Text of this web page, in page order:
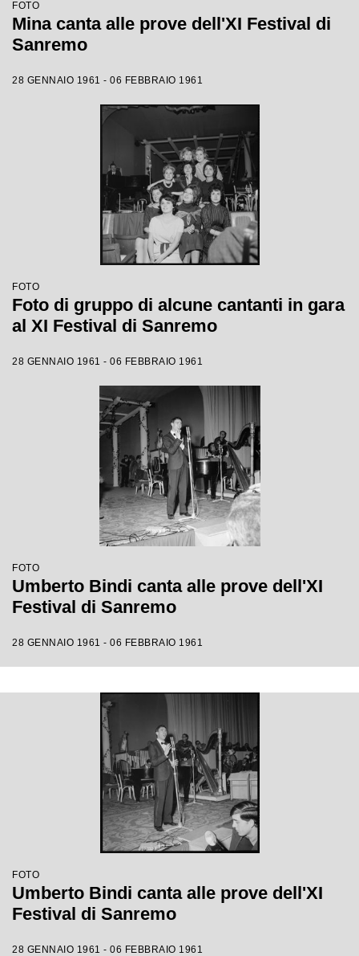
FOTO
Mina canta alle prove dell'XI Festival di
Sanremo
28 GENNAIO 1961 - 06 FEBBRAIO 1961
FOTO
Foto di gruppo di alcune cantanti in gara
al XI Festival di Sanremo
28 GENNAIO 1961 - 06 FEBBRAIO 1961
FOTO
Umberto Bindi canta alle prove dell'XI
Festival di Sanremo
28 GENNAIO 1961 - 06 FEBBRAIO 1961
FOTO
Umberto Bindi canta alle prove dell'XI
Festival di Sanremo
28 GENNAIO 1961 - 06 FEBBRAIO 1961